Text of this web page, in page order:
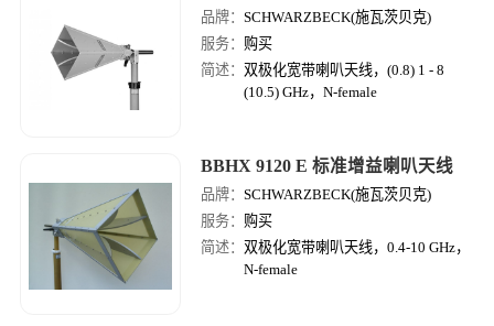
品牌：SCHWARZBECK(施瓦茨贝克)
服务： 购买
简述： 双极化宽带喇叭天线，(0.8) 1 - 8
(10.5) GHz，N-female
BBHX 9120 E 标准增益喇叭天线
品牌：SCHWARZBECK(施瓦茨贝克)
服务： 购买
简述： 双极化宽带喇叭天线，0.4-10 GHz，
N-female